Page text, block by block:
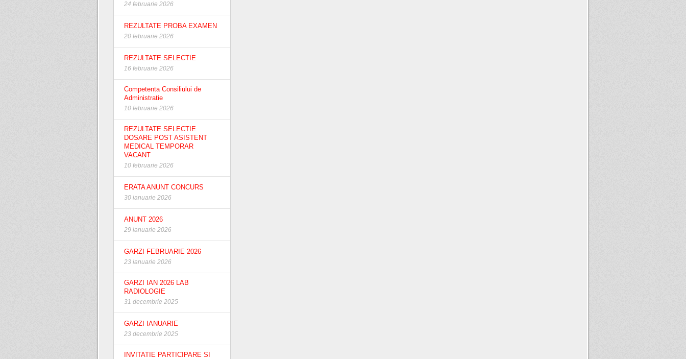
24 februarie 2026
REZULTATE PROBA EXAMEN
20 februarie 2026
REZULTATE SELECTIE
16 februarie 2026
Competenta Consiliului de
Administratie
10 februarie 2026
REZULTATE SELECTIE
DOSARE POST ASISTENT
MEDICAL TEMPORAR
VACANT
10 februarie 2026
ERATA ANUNT CONCURS
30 ianuarie 2026
ANUNT 2026
29 ianuarie 2026
GARZI FEBRUARIE 2026
23 ianuarie 2026
GARZI IAN 2026 LAB
RADIOLOGIE
31 decembrie 2025
GARZI IANUARIE
23 decembrie 2025
INVITATIE PARTICIPARE SI